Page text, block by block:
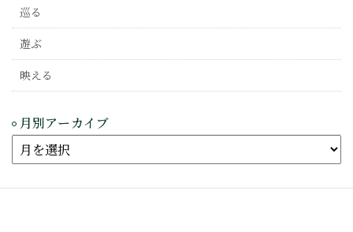
巡る
遊ぶ
映える
月別アーカイブ